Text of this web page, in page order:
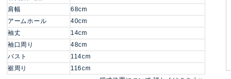
肩幅
68cm
アームホール
40cm
袖丈
14cm
袖口周り
48cm
バスト
114cm
裾周り
116cm